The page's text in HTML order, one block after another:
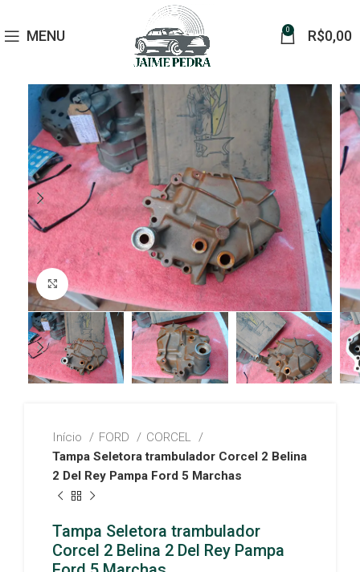
MENU 0 R$0,00
Click to enlarge
Início FORD
CORCEL
Tampa Seletora trambulador Corcel 2 Belina
2 Del Rey Pampa Ford 5 Marchas
Tampa Seletora trambulador
Corcel 2 Belina 2 Del Rey Pampa